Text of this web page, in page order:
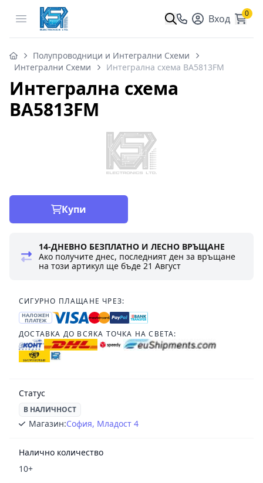
Open menu Вход 0
Полупроводници и Интегрални Схеми
Интегрални Схеми
Интегрална схема BA5813FM
Интегрална схема
BA5813FM
Купи
14-ДНЕВНО БЕЗПЛАТНО И ЛЕСНО ВРЪЩАНЕ
Ако получите днес, последният ден за връщане
на този артикул ще бъде21 Август
СИГУРНО ПЛАЩАНЕ ЧРЕЗ:
НАЛОЖЕН
ПЛАТЕЖ
ДОСТАВКА ДО ВСЯКА ТОЧКА НА СВЕТА:
Статус
В НАЛИЧНОСТ
Магазин:София, Младост 4
Налично количество
10+